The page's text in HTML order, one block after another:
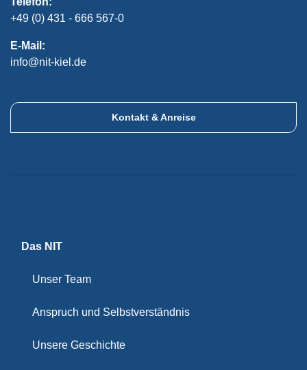
Das NIT
Unser Team
Anspruch und Selbstverständnis
Unsere Geschichte
+49 (0) 431 - 666 567-0
E-Mail:
info@nit-kiel.de
Kontakt & Anreise